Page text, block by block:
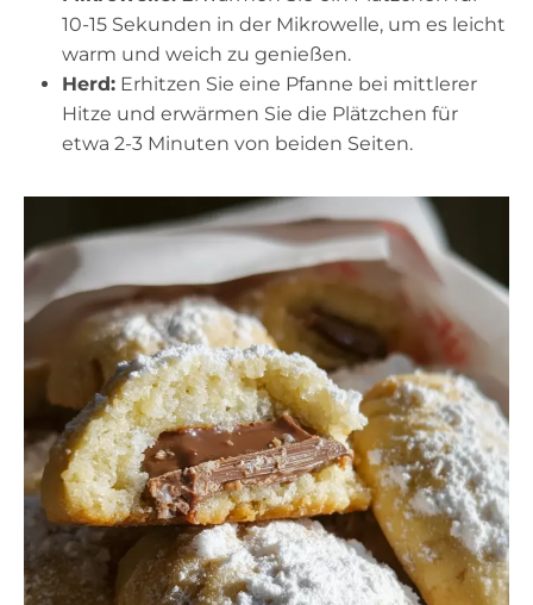
10-15 Sekunden in der Mikrowelle, um es leicht
warm und weich zu genießen.
Herd: Erhitzen Sie eine Pfanne bei mittlerer
Hitze und erwärmen Sie die Plätzchen für
etwa 2-3 Minuten von beiden Seiten.